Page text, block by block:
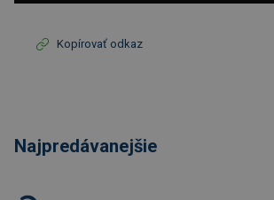
Kopírovať odkaz
Najpredávanejšie